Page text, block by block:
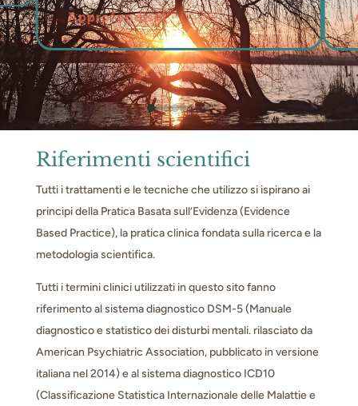
Approfondisci
Riferimenti scientifici
Tutti i trattamenti e le tecniche che utilizzo si ispirano ai
principi della Pratica Basata sull’Evidenza (Evidence
Based Practice), la pratica clinica fondata sulla ricerca e la
metodologia scientifica.
Tutti i termini clinici utilizzati in questo sito fanno
riferimento al sistema diagnostico DSM-5 (Manuale
diagnostico e statistico dei disturbi mentali. rilasciato da
American Psychiatric Association, pubblicato in versione
italiana nel 2014) e al sistema diagnostico ICD10
(Classificazione Statistica Internazionale delle Malattie e